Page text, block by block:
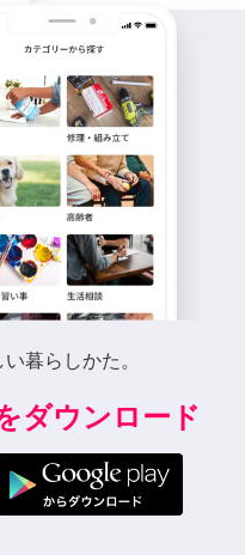
暮らしかた。
ダウンロード